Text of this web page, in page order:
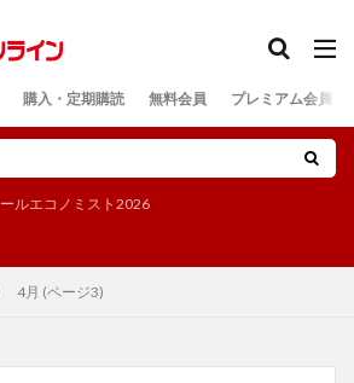
購入・定期購読 無料会員 プレミアム会員
ルエコノミスト2026
4月 (ページ3)
検索